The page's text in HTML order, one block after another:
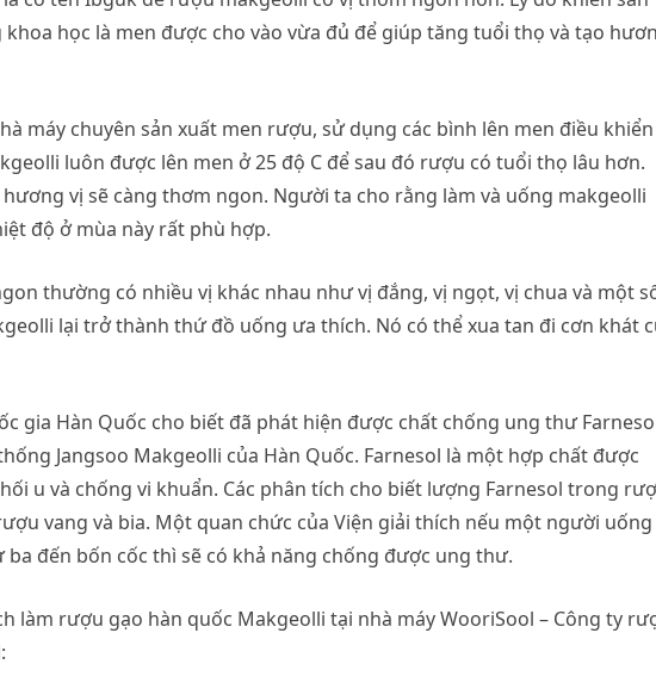
học là men được cho vào vừa đủ để giúp tăng tuổi thọ và tạo
máy chuyên sản xuất men rượu, sử dụng các bình lên men điều khiển
luôn được lên men ở 25 độ C để sau đó rượu có tuổi thọ lâu hơn.
vị sẽ càng thơm ngon. Người ta cho rằng làm và uống makgeolli
độ ở mùa này rất phù hợp.
thường có nhiều vị khác nhau như vị đắng, vị ngọt, vị chua và một
lại trở thành thứ đồ uống ưa thích. Nó có thể xua tan đi cơn khát
gia Hàn Quốc cho biết đã phát hiện được chất chống ung thư
Jangsoo Makgeolli của Hàn Quốc. Farnesol là một hợp chất được
u và chống vi khuẩn. Các phân tích cho biết lượng Farnesol trong
vang và bia. Một quan chức của Viện giải thích nếu một người
đến bốn cốc thì sẽ có khả năng chống được ung thư.
làm rượu gạo hàn quốc Makgeolli tại nhà máy WooriSool – Công ty